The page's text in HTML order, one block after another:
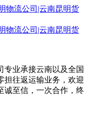
专业承接云南以及全国
担往返运输业务，欢迎
诚至信，一次合作，终